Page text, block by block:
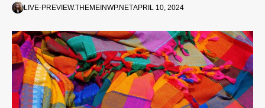
LIVE-PREVIEW.THEMEINWP.NETAPRIL 10, 2024